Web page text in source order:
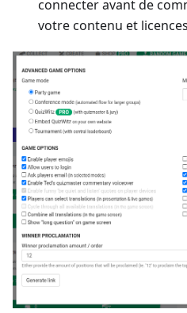
connecter avant de
votre contenu et